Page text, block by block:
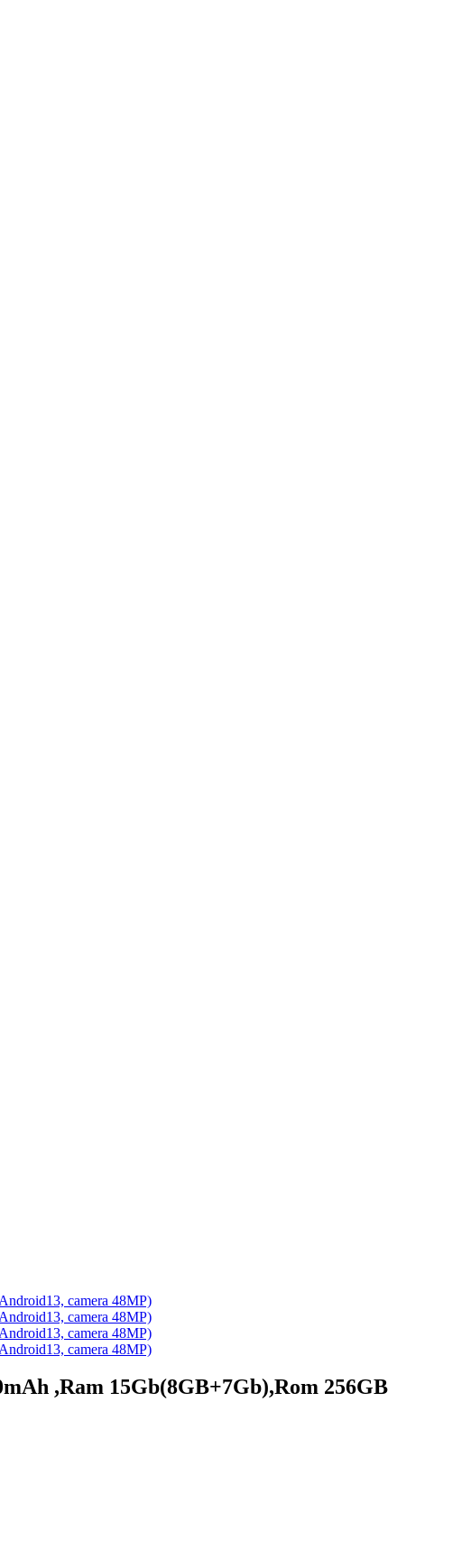
,Ram 15Gb(8GB+7Gb),Rom 256GB